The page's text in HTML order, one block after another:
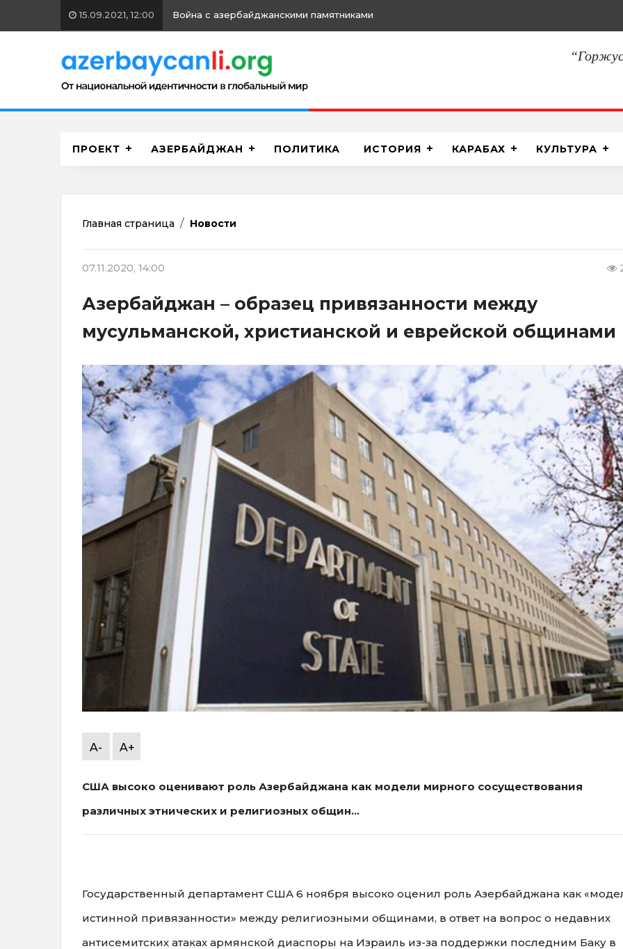
15.09.2021, 12:00 Война с азербайджанскими памятниками
ПРОЕКТ АЗЕРБАЙДЖАН ПОЛИТИКА ИСТОРИЯ КАРАБАХ КУЛЬТУРА
Главная страница Новости
07.11.2020, 14:00
Азербайджан – образец привязанности между
мусульманской, христианской и еврейской общинами
A- A+
США высоко оценивают роль Азербайджана как модели мирного сосуществования
различных этнических и религиозных общин…
Государственный департамент США 6 ноября высоко оценил роль Азербайджана как
истинной привязанности» между религиозными общинами, в ответ на вопрос о недавних
антисемитских атаках армянской диаспоры на Израиль из-за поддержки последним Баку в